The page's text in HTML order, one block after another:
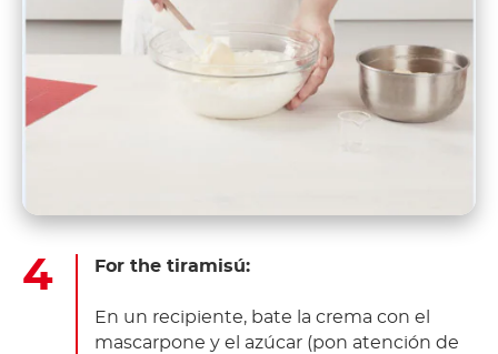
For the tiramisú:
En un recipiente, bate la crema con el
mascarpone y el azúcar (pon atención de